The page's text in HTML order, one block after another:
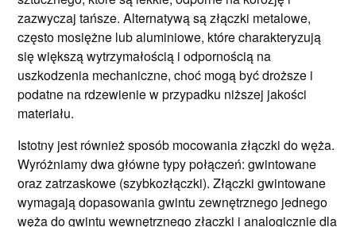
zazwyczaj tańsze. Alternatywą są złączki metalowe,
często mosiężne lub aluminiowe, które charakteryzują
się większą wytrzymałością i odpornością na
uszkodzenia mechaniczne, choć mogą być droższe i
podatne na rdzewienie w przypadku niższej jakości
materiału.
Istotny jest również sposób mocowania złączki do węża.
Wyróżniamy dwa główne typy połączeń: gwintowane
oraz zatrzaskowe (szybkozłączki). Złączki gwintowane
wymagają dopasowania gwintu zewnętrznego jednego
węża do gwintu wewnętrznego złączki i analogicznie dla